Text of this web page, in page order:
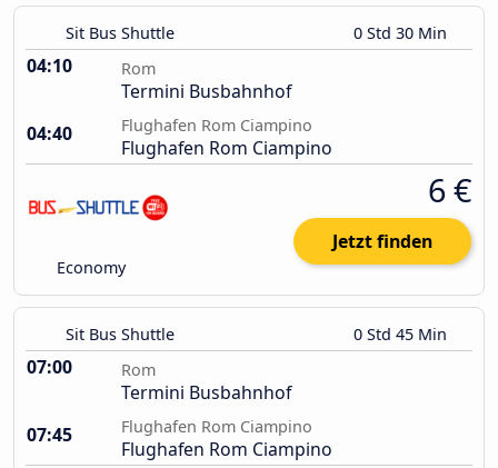
Sit Bus Shuttle 0 Std 30 Min
04:10 Rom
Termini Busbahnhof
04:40
Flughafen Rom Ciampino
Flughafen Rom Ciampino
Economy
6 €
Jetzt finden
Sit Bus Shuttle 0 Std 45 Min
07:00 Rom
Termini Busbahnhof
07:45
Flughafen Rom Ciampino
Flughafen Rom Ciampino